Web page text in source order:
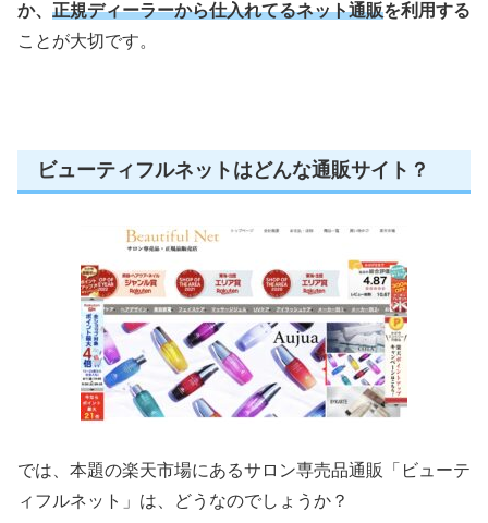
か、 正規ディーラーから仕入れてるネット通販を利用する
ことが大切です。
ビューティフルネットはどんな通販サイト？
では、本題の楽天市場にあるサロン専売品通販「ビューテ
ィフルネット」は、どうなのでしょうか？